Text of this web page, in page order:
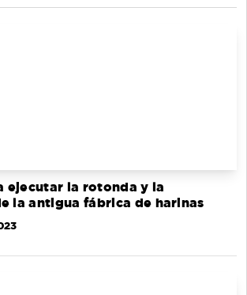
ejecutar la rotonda y la
la antigua fábrica de harinas